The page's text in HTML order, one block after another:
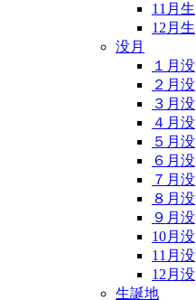
11月生
12月生
没月
１月没
２月没
３月没
４月没
５月没
６月没
７月没
８月没
９月没
10月没
11月没
12月没
生誕地